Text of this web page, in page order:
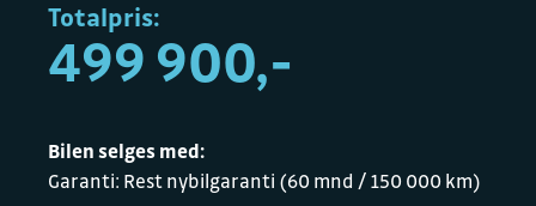
Totalpris:
499 900,-
Bilen selges med:
Garanti: Rest nybilgaranti (60 mnd / 150 000 km)